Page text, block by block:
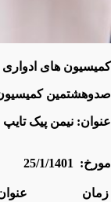
کمیسیون های ادواری
صدوهشتمین
عنوان: نیمن پیک تایپ
مورخ: 25/1/1401
زمان